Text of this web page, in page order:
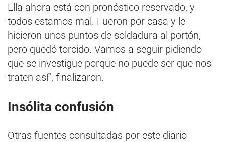
Ella ahora está con pronóstico reservado, y
todos estamos mal. Fueron por casa y le
hicieron unos puntos de soldadura al portón,
pero quedó torcido. Vamos a seguir pidiendo
que se investigue porque no puede ser que nos
traten así", finalizaron.
Insólita confusión
Otras fuentes consultadas por este diario